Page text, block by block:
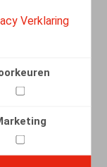
Verklaring
die geen
Zwitserland).